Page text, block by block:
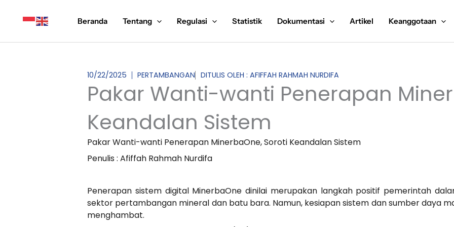
Beranda Tentang Regulasi Statistik Dokumentasi Artikel Keanggotaan
10/22/2025 PERTAMBANGAN DITULIS OLEH : AFIFFAH RAHMAH NURDIFA
Pakar Wanti-wanti Penerapan
Keandalan Sistem
Pakar Wanti-wanti Penerapan MinerbaOne, Soroti Keandalan Sistem
Penulis : Afiffah Rahmah Nurdifa
Penerapan sistem digital MinerbaOne dinilai merupakan langkah positif pemerintah
sektor pertambangan mineral dan batu bara. Namun, kesiapan sistem dan sumber daya
menghambat.